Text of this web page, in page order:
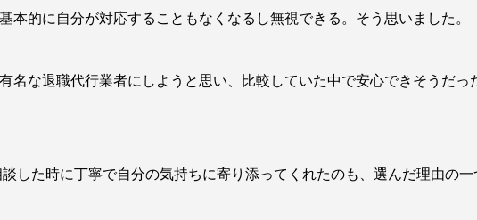
本的に自分が対応することもなくなるし無視できる。そう思いました。
名な退職代行業者にしようと思い、比較していた中で安心できそうだっ
した時に丁寧で自分の気持ちに寄り添ってくれたのも、選んだ理由の一